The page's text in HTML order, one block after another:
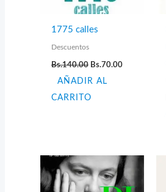
1775 calles
Descuentos
Bs.140.00 El
original
Bs.140.00.
Bs.70.00El
AÑADIR AL
CARRITO